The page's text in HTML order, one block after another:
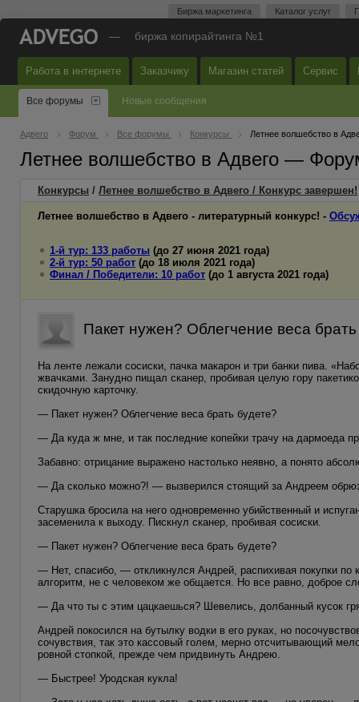
Биржа маркетинга Каталог услуг
— биржа копирайтинга №1
Работа в интернете Заказчику Магазин статей Сервис
Все форумы Новые сообщения
Адвего Форум Все форумы Конкурсы Летнее волшебство в
Летнее волшебство в Адвего —
Конкурсы / Летнее волшебство в Адвего / Конкурс завершен!
Летнее волшебство в Адвего - литературный конкурс! -
1-й тур: 133 работы (до 27 июня 2021 года)
2-й тур: 50 работ (до 18 июля 2021 года)
Финал / Победители: 10 работ (до 1 августа 2021 года)
Пакет нужен? Облегчение веса
На ленте лежали сосиски, пачка макарон и три банки пива.
жвачками. Занудно пищал сканер, пробивая целую гору
скидочную карточку.
— Пакет нужен? Облегчение веса брать будете?
— Да куда ж мне, и так последние копейки трачу на дармоеда
Забавно: отрицание выражено настолько неявно, а понято
— Да сколько можно?! — вызверился стоящий за Андреем
Старушка бросила на него одновременно убийственный и
засеменила к выходу. Пискнул сканер, пробивая сосиски.
— Пакет нужен? Облегчение веса брать будете?
— Нет, спасибо, — откликнулся Андрей, распихивая покупки
алгоритм, не с человеком же общается. Но все равно, доброе
— Да что ты с этим цацкаешься? Шевелись, долбанный кусок
Андрей покосился на бутылку водки в его руках, но
сочувствия, так это кассовый голем, мерно отсчитывающий
ровной стопкой, прежде чем придвинуть Андрею.
— Быстрее! Уродская кукла!